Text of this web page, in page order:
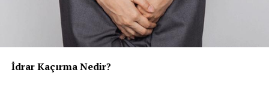
Kansızlık
Böbrek yetmezliği
Kanama-pıhtılaşma bozuklukları (Koagülopati)
çocuklar, cinsel kimliklerini keşfetmeye başlar ve kız-
erkek ayrımı belirginleşir. Fallik dönemde erkek çocukta
pipisine ilgi en üst düzeydedir. Bu dönemde yapılan
sünnetin cinsel organının tamamını kaybetme
endişesine yol açabileceği ve psikoseksüel gelişim
İdrar Kaçırma Nedir?